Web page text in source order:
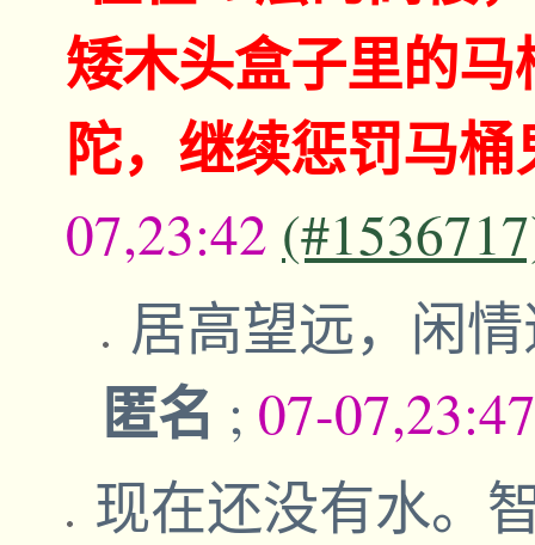
矮木头盒子里的
陀，继续惩罚马
07,23:42
居高望远，闲
匿名 ; 07-
现在还没有水。